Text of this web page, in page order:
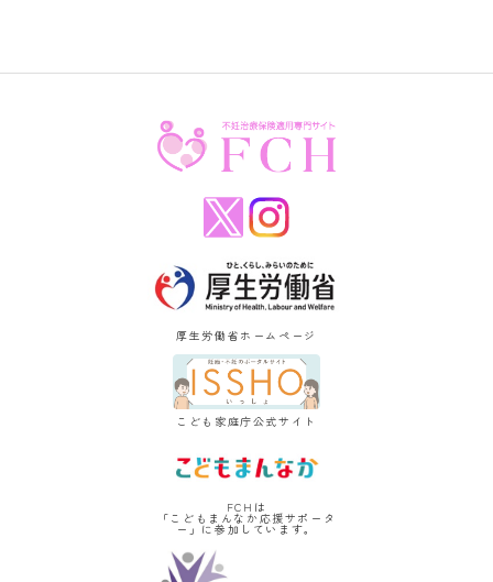
厚生労働省ホームページ
こども家庭庁公式サイト
FCHは
「こどもまんなか応援サポータ
ー」に参加しています。